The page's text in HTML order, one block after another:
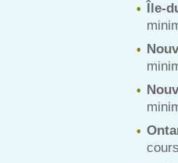
Île-